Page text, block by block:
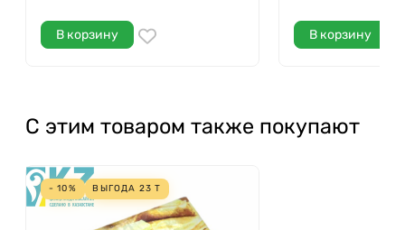
В корзину В корзину
С этим товаром также покупают
- 10% ВЫГОДА 23 Т